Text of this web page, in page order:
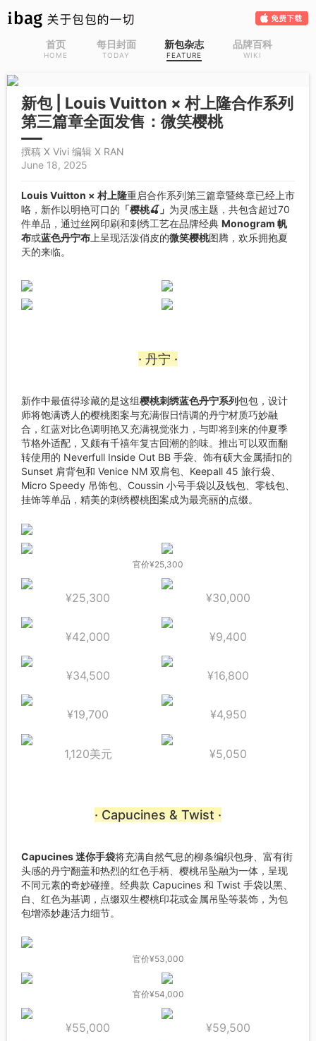
首页
HOME
每日封面
TODAY
新包杂志
FEATURE
品牌百科
WIKI
新包 | Louis Vuitton × 村上隆合作系列
第三篇章全面发售：微笑樱桃
撰稿 X Vivi 编辑 X RAN
June 18, 2025
Louis Vuitton × 村上隆重启合作系列第三篇章暨终章已经上市
咯，新作以明艳可口的 「樱桃🍒」 为灵感主题，共包含超过70
件单品，通过丝网印刷和刺绣工艺在品牌经典 Monogram 帆
布或蓝色丹宁布 上呈现活泼俏皮的微笑樱桃图腾，欢乐拥抱夏
天的来临。
· 丹宁 ·
新作中最值得珍藏的是这组樱桃刺绣蓝色丹宁系列包包，设计
师将饱满诱人的樱桃图案与充满假日情调的丹宁材质巧妙融
合，红蓝对比色调明艳又充满视觉张力，与即将到来的仲夏季
节格外适配，又颇有千禧年复古回潮的韵味。推出可以双面翻
转使用的 Neverfull Inside Out BB 手袋、饰有硕大金属插扣的
Sunset 肩背包和 Venice NM 双肩包、Keepall 45 旅行袋、
Micro Speedy 吊饰包、Coussin 小号手袋以及钱包、零钱包、
挂饰等单品，精美的刺绣樱桃图案成为最亮丽的点缀。
官价¥25,300
¥25,300 ¥30,000
¥42,000 ¥9,400
¥34,500 ¥16,800
¥19,700 ¥4,950
1,120美元 ¥5,050
· Capucines & Twist ·
Capucines 迷你手袋将充满自然气息的柳条编织包身、富有街
头感的丹宁翻盖和热烈的红色手柄、樱桃吊坠融为一体，呈现
不同元素的奇妙碰撞。经典款 Capucines 和 Twist 手袋以黑、
白、红色为基调，点缀双生樱桃印花或金属吊坠等装饰，为包
包增添妙趣活力细节。
官价¥53,000
官价¥54,000
¥55,000 ¥59,500